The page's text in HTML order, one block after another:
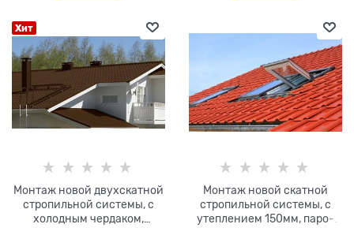
Хит
Монтаж новой двухскатной
стропильной системы, с
холодным чердаком,
Монтаж новой скатной
стропильной системы, с
утеплением 150мм, паро-